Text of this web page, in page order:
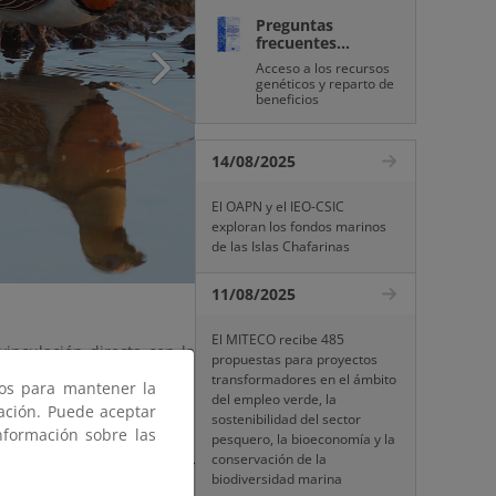
directa con la
y esteparios de
Preguntas
frecuentes...
Acceso a los recursos
genéticos y reparto de
beneficios
14/08/2025
El OAPN y el IEO-CSIC
exploran los fondos marinos
de las Islas Chafarinas
11/08/2025
El MITECO recibe 485
propuestas para proyectos
transformadores en el ámbito
del empleo verde, la
sostenibilidad del sector
pesquero, la bioeconomía y la
conservación de la
biodiversidad marina
para mantener la
Puede aceptar
sobre las